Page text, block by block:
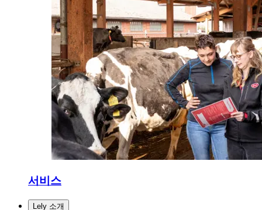
서비스
Lely 소개